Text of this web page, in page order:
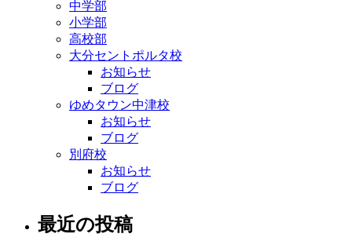
中学部
小学部
高校部
大分セントポルタ校
お知らせ
ブログ
ゆめタウン中津校
お知らせ
ブログ
別府校
お知らせ
ブログ
最近の投稿